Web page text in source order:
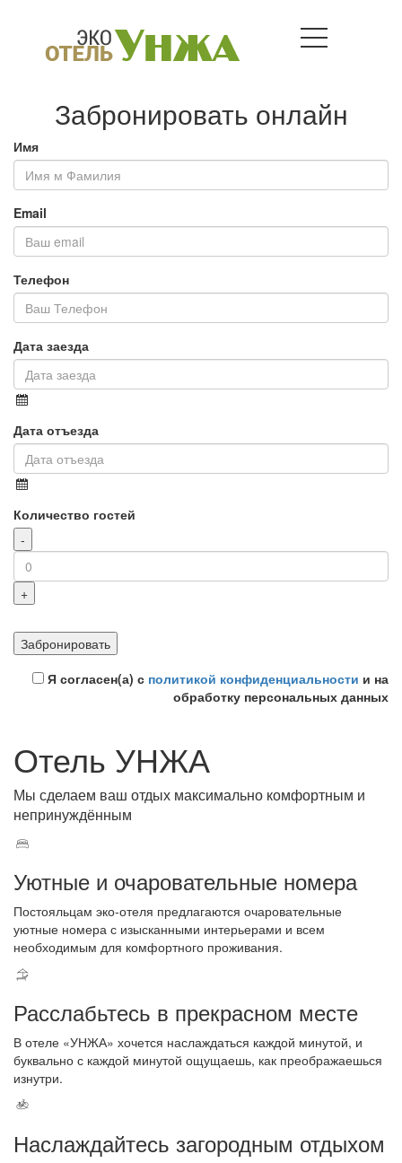
Забронировать онлайн
Имя
Email
Телефон
Дата заезда
Дата отъезда
Количество гостей
Я согласен(а) с политикой конфиденциальности и на
обработку персональных данных
Отель УНЖА
Мы сделаем ваш отдых максимально комфортным и
непринуждённым
Уютные и очаровательные номера
Постояльцам эко-отеля предлагаются очаровательные
уютные номера с изысканными интерьерами и всем
необходимым для комфортного проживания.
Расслабьтесь в прекрасном месте
В отеле «УНЖА» хочется наслаждаться каждой минутой, и
буквально с каждой минутой ощущаешь, как преображаешься
изнутри.
Наслаждайтесь загородным отдыхом